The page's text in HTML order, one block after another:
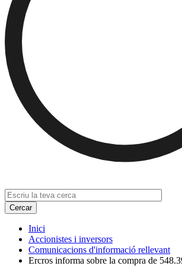
Inici
Accionistes i inversors
Comunicacions d'informació rellevant
Ercros informa sobre la compra de